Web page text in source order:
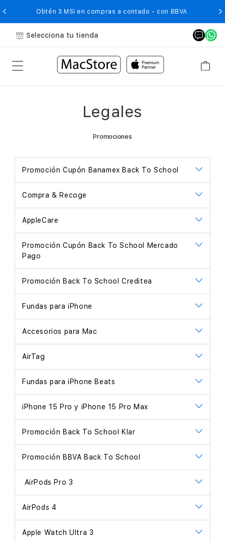
Obtén 3 MSI en compras a contado - con BBVA
Selecciona tu tienda
Legales
Promociones
Promoción Cupón Banamex Back To School
Compra & Recoge
AppleCare
Promoción Cupón Back To School Mercado
Pago
Promoción Back To School Creditea
Fundas para iPhone
Accesorios para Mac
AirTag
Fundas para iPhone Beats
iPhone 15 Pro y iPhone 15 Pro Max
Promoción Back To School Klar
Promoción BBVA Back To School
AirPods Pro 3
AirPods 4
Apple Watch Ultra 3